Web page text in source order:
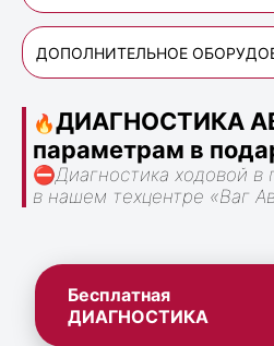
ДОПОЛНИТЕЛЬНОЕ
🔥ДИАГНОСТИКА
параметрам в
⛔Диагностика ходовой
в нашем техцентре «Ваг
Бесплатная
ДИАГНОСТИКА